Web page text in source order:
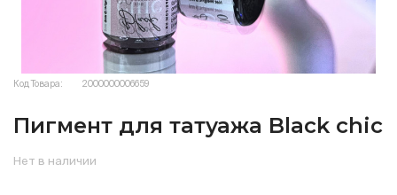
Код Товара: 2000000006659
Пигмент для татуажа Black chic
Нет в наличии